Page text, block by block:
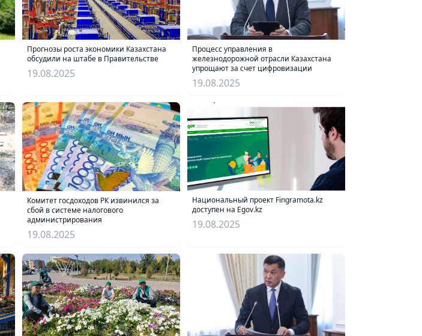
Прогнозы роста экономики Казахстана
обсудили на штабе в Правительстве
19.08.2025
Процесс управления в
железнодорожной отрасли Казахстана
упрощают за счет цифровизации
19.08.2025
Комитет госдоходов РК извинился за
сбой в системе налогового
администрирования
19.08.2025
Национальный проект Fingramota.kz
доступен на Egov.kz
19.08.2025